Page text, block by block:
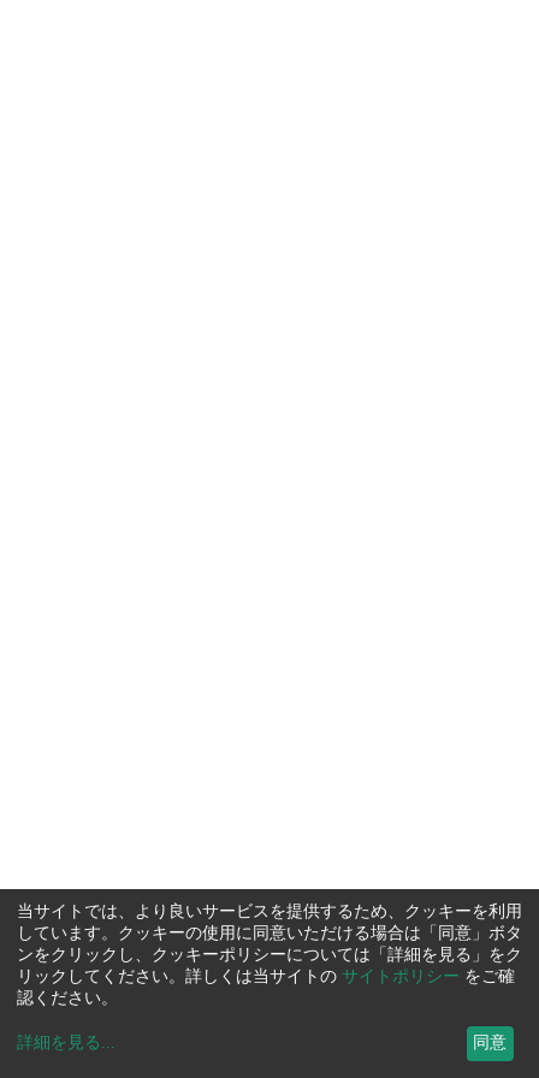
当サイトでは、より良いサービスを提供するため、クッキーを利用
しています。クッキーの使用に同意いただける場合は「同意」ボタ
ンをクリックし、クッキーポリシーについては「詳細を見る」をク
リックしてください。詳しくは当サイトの サイトポリシー をご確
認ください。
詳細を見る ... 同意